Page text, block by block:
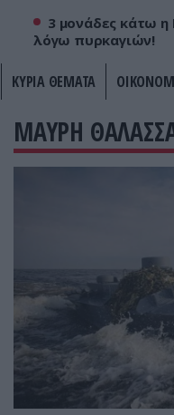
3 μονάδες κάτω
λόγω πυρκαγιών!
ΚΥΡΙΑ ΘΕΜΑΤΑ
ΜΑΥΡΗ